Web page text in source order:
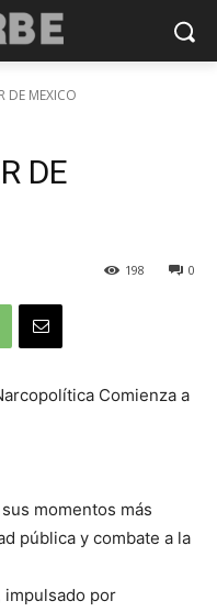
DE MEXICO
DE
0
198
Comienza a
momentos más
pública y combate a la
impulsado por